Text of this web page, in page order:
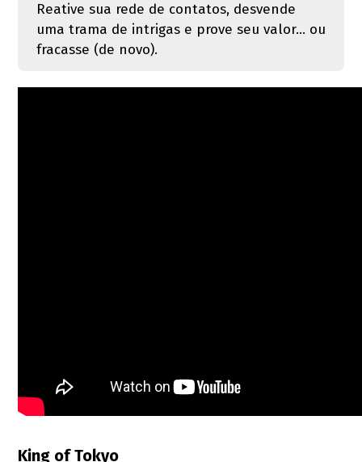
Reative sua rede de contatos, desvende
uma trama de intrigas e prove seu valor... ou
fracasse (de novo).
King of Tokyo